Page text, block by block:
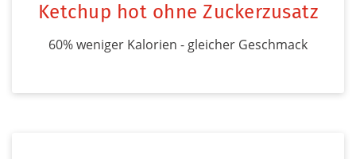
Ketchup hot ohne Zuckerzusatz
60% weniger Kalorien - gleicher Geschmack